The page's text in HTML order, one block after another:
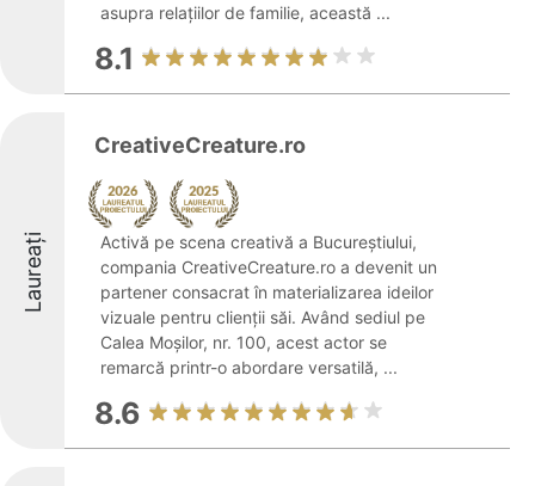
asupra relațiilor de familie, această ...
8.1
Laureați
CreativeCreature.ro
Activă pe scena creativă a Bucureștiului,
compania CreativeCreature.ro a devenit un
partener consacrat în materializarea ideilor
vizuale pentru clienții săi. Având sediul pe
Calea Moșilor, nr. 100, acest actor se
remarcă printr-o abordare versatilă, ...
8.6